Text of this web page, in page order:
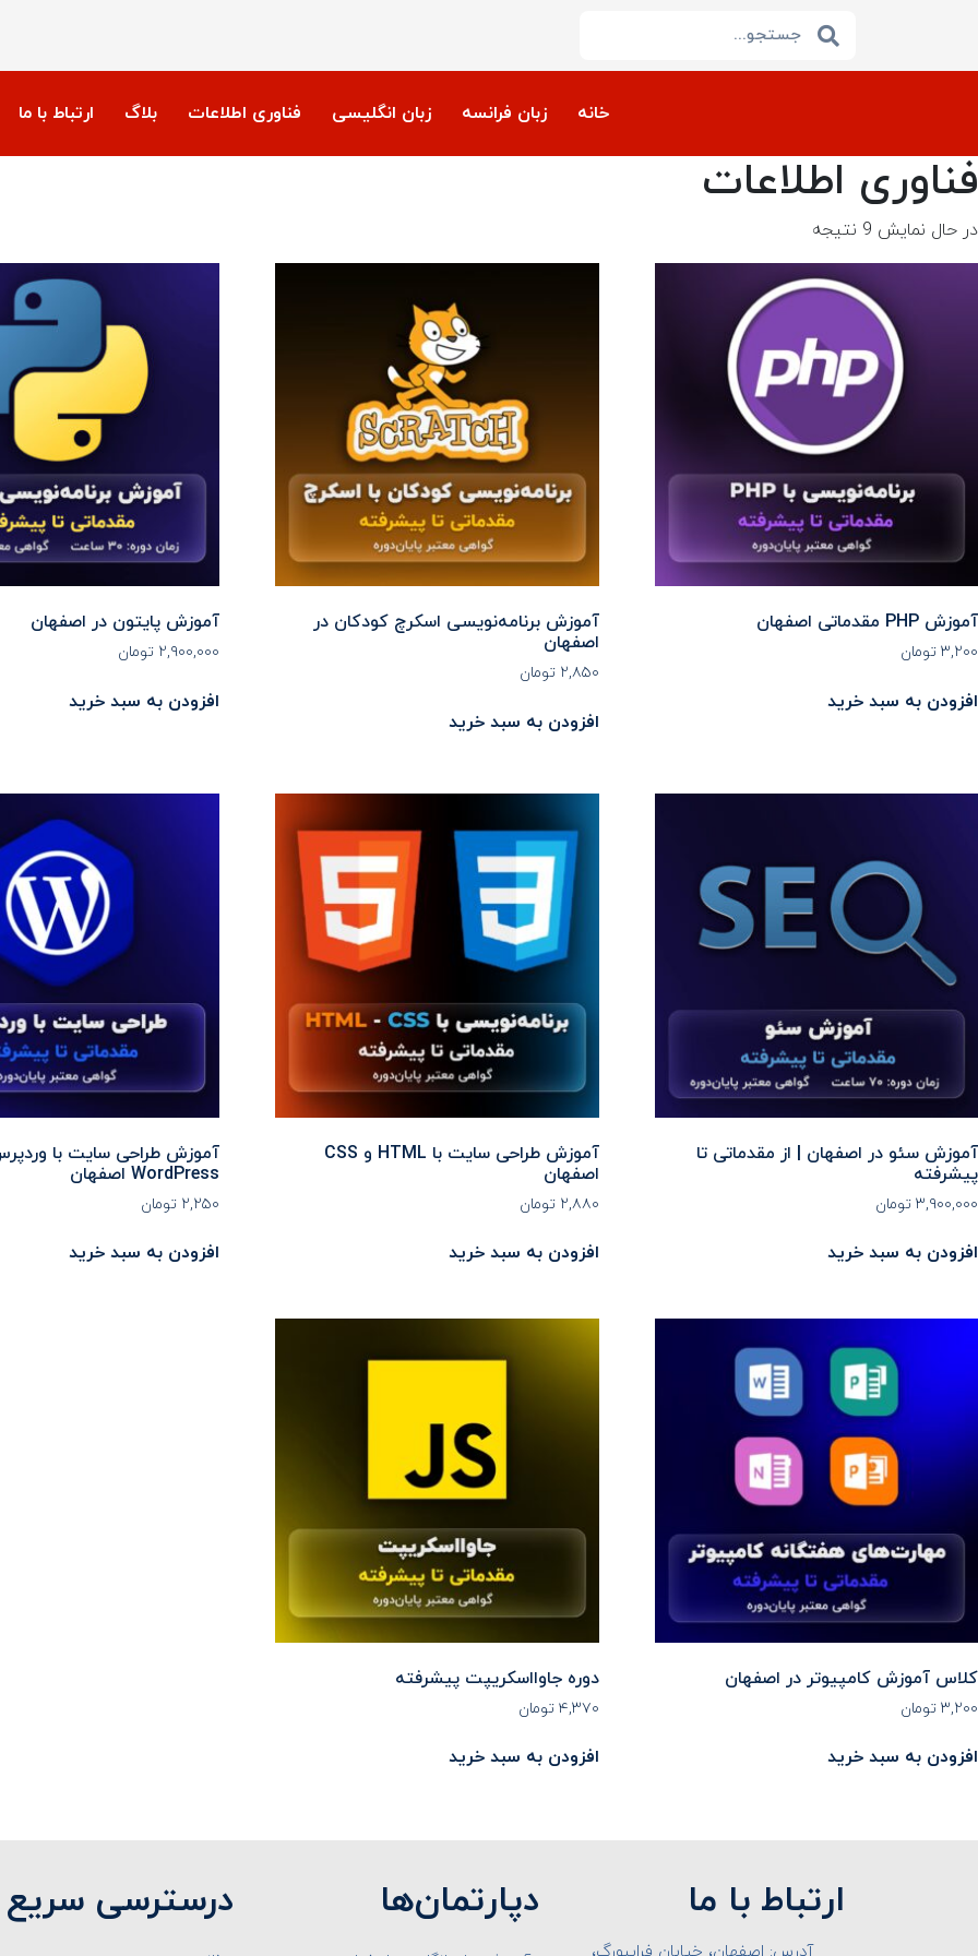
خانه زبان فرانسه زبان انگلیسی فناوری اطلاعات بلاگ ارتباط با ما
فناوری اطلاعات
در حال نمایش 9 نتیجه
آموزش PHP مقدماتی اصفهان
۳,۲۰۰ تومان
افزودن به سبد خرید
آموزش برنامه‌نویسی اسکرچ کودکان در
اصفهان
۲,۸۵۰ تومان
افزودن به سبد خرید
آموزش پایتون در اصفهان
۲,۹۰۰,۰۰۰ تومان
افزودن به سبد خرید
آموزش سئو در اصفهان | از مقدماتی تا
پیشرفته
۳,۹۰۰,۰۰۰ تومان
افزودن به سبد خرید
آموزش طراحی سایت با HTML و CSS
اصفهان
۲,۸۸۰ تومان
افزودن به سبد خرید
آموزش طراحی سایت با
WordPress اصفهان
۲,۲۵۰ تومان
افزودن به سبد خرید
دوره جاوااسکریپت پیشرفته
۴,۳۷۰ تومان
افزودن به سبد خرید
کلاس آموزش کامپیوتر در اصفهان
۳,۲۰۰ تومان
افزودن به سبد خرید
ارتباط با ما دپارتمان‌ها درسترسی سریع